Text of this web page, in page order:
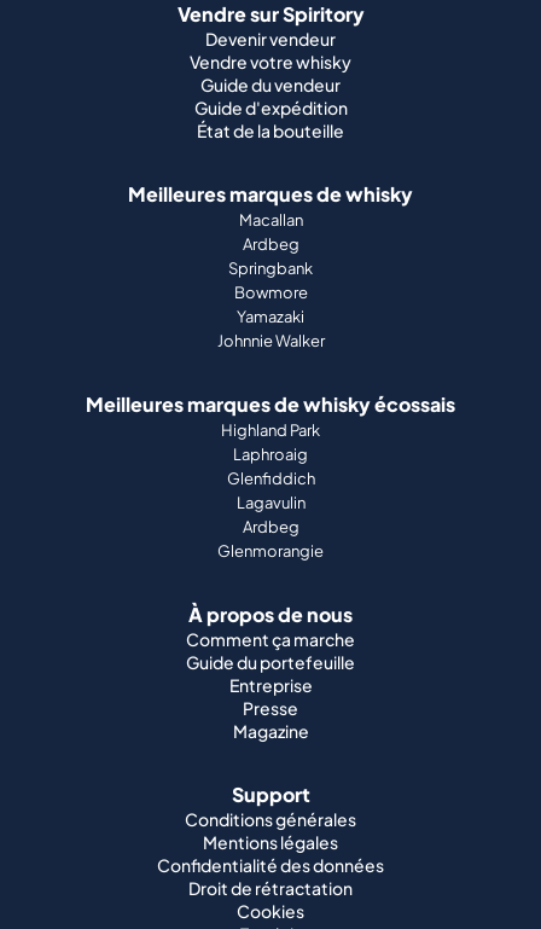
Vendre sur Spiritory
Devenir vendeur
Vendre votre whisky
Guide du vendeur
Guide d'expédition
État de la bouteille
Meilleures marques de whisky
Macallan
Ardbeg
Springbank
Bowmore
Yamazaki
Johnnie Walker
Meilleures marques de whisky écossais
Highland Park
Laphroaig
Glenfiddich
Lagavulin
Ardbeg
Glenmorangie
À propos de nous
Comment ça marche
Guide du portefeuille
Entreprise
Presse
Magazine
Support
Conditions générales
Mentions légales
Confidentialité des données
Droit de rétractation
Cookies